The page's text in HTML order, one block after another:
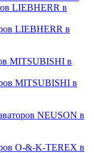
LIEBHERR в
LIEBHERR в
MITSUBISHI в
MITSUBISHI в
NEUSON в
O-&-K-TEREX в